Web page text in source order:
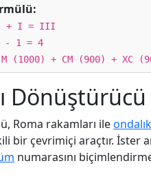
+ I = III
- 1 = 4
M (1000) + CM (900) + XC
Roma rakamları ileondalık
bir çevrimiçi araçtır. İster
numarasını